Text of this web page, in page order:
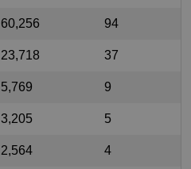
60,256 94
23,718 37
5,769 9
3,205 5
2,564 4